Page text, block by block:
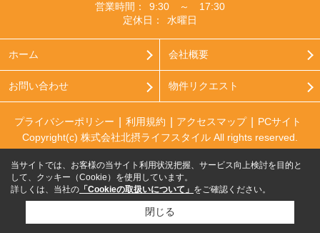
営業時間：
9:30 ～ 17:30
定休日：
水曜日
ホーム 会社概要
お問い合わせ 物件リクエスト
プライバシーポリシー 利用規約 アクセスマップ
PCサイト
Copyright(c) 株式会社北摂ライフスタイル All rights reserved.
当サイトでは、お客様の当サイト利用状況把握、サービス向上検討を目的と
して、クッキー（Cookie）を使用しています。
詳しくは、当社の 「Cookieの取扱いについて」 をご確認ください。
閉じる